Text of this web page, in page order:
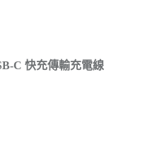
C 快充傳輸充電線